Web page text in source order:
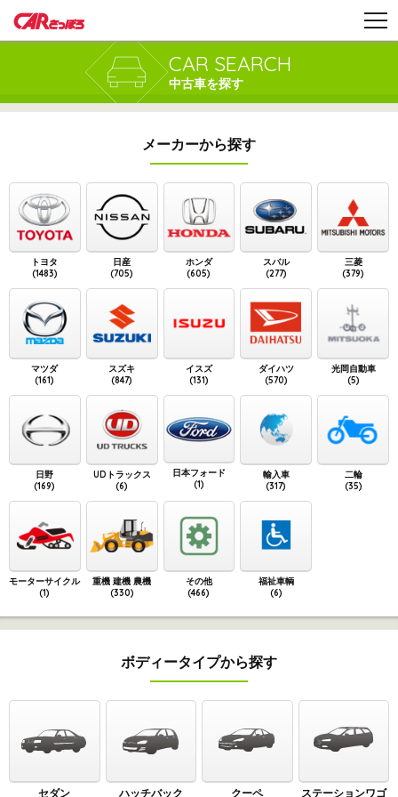
CAR SEARCH
中古車を探す
メーカーから探す
トヨタ
(1483)
日産
(705)
ホンダ
(605)
スバル
(277)
三菱
(379)
マツダ
(161)
スズキ
(847)
イスズ
(131)
ダイハツ
(570)
光岡自動車
(5)
日野
(169)
UDトラックス
(6)
日本フォード
(1)
輸入車
(317)
二輪
(35)
モーターサイクル
(1)
重機 建機 農機
(330)
その他
(466)
福祉車輌
(6)
ボディータイプから探す
セダン ハッチバック クーペ ステーションワゴ